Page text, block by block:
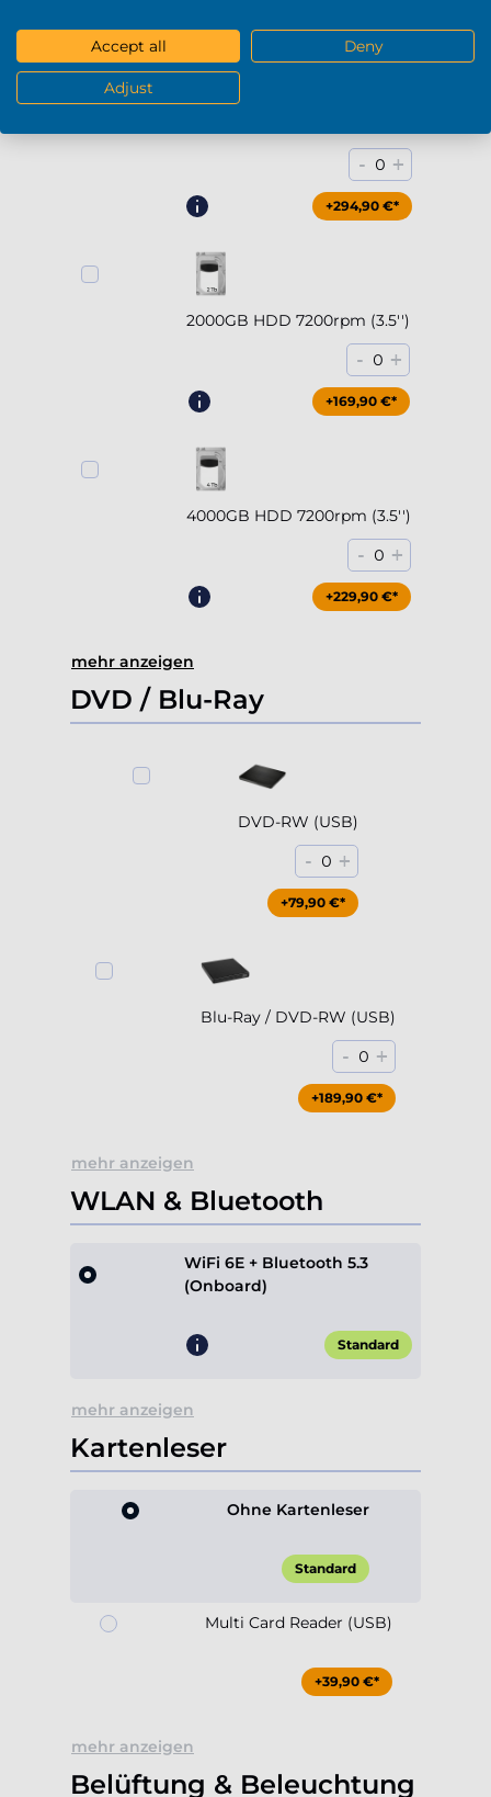
2000GB SSD NVMe (bis zu
- 0 +
+294,90 €*
2000GB HDD 7200rpm (3.5'')
- 0 +
+169,90 €*
4000GB HDD 7200rpm (3.5'')
- 0 +
+229,90 €*
mehr anzeigen
DVD / Blu-Ray
DVD-RW (USB)
- 0 +
+79,90 €*
Blu-Ray / DVD-RW (USB)
- 0 +
+189,90 €*
mehr anzeigen
WLAN & Bluetooth
WiFi 6E + Bluetooth 5.3
(Onboard)
Standard
mehr anzeigen
Kartenleser
Ohne Kartenleser
Standard
Multi Card Reader (USB)
+39,90 €*
mehr anzeigen
Belüftung & Beleuchtung
Accept all Deny
Adjust